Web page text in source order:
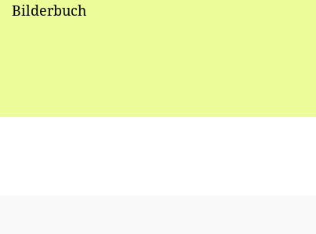
Bilderbuch